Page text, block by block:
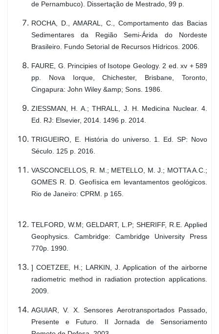
de Pernambuco). Dissertação de Mestrado, 99 p.
ROCHA, D., AMARAL, C., Comportamento das Bacias
Sedimentares da Região Semi-Árida do Nordeste
Brasileiro. Fundo Setorial de Recursos Hídricos. 2006.
FAURE, G. Principies of Isotope Geology. 2 ed. xv + 589
pp. Nova Iorque, Chichester, Brisbane, Toronto,
Cingapura: John Wiley &amp; Sons. 1986.
ZIESSMAN, H. A.; THRALL, J. H. Medicina Nuclear. 4.
Ed. RJ: Elsevier, 2014. 1496 p. 2014.
TRIGUEIRO, E. História do universo. 1. Ed. SP: Novo
Século. 125 p. 2016.
VASCONCELLOS, R. M.; METELLO, M. J.; MOTTA A.C.;
GOMES R. D. Geofísica em levantamentos geológicos.
Rio de Janeiro: CPRM. p 165.
TELFORD, W.M; GELDART, L.P; SHERIFF, R.E. Applied
Geophysics. Cambridge: Cambridge University Press
770p. 1990.
] COETZEE, H.; LARKIN, J. Application of the airborne
radiometric method in radiation protection applications.
2009.
AGUIAR, V. X. Sensores Aerotransportados Passado,
Presente e Futuro. II Jornada de Sensoriamento